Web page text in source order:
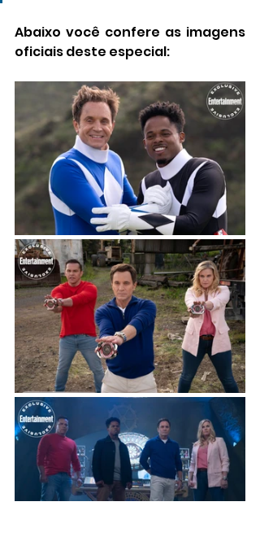
Abaixo você confere as imagens
oficiais deste especial: